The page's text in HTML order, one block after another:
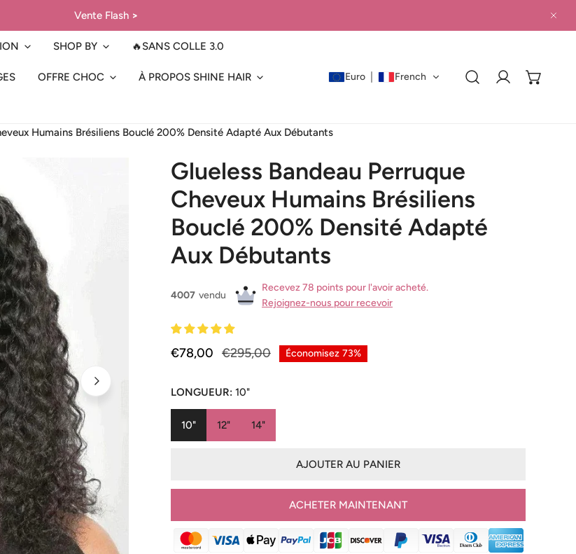
Vente Flash>
SHOP BY 🔥SANS COLLE 3.0
OFFRE CHOC À PROPOS SHINE HAIR Euro French
Connexion
Humains Brésiliens Bouclé 200% Densité Adapté Aux Débutants
Glueless Bandeau Perruque
Cheveux Humains Brésiliens
Bouclé 200% Densité Adapté
Aux Débutants
4007 vendu
Recevez 78 points pour l'avoir acheté.
Rejoignez-nous pour recevoir
Prix
vente
€78,00
Prix
€295,00 Économisez 73%
LONGUEUR: 10"
10" 12" 14"
AJOUTER AU PANIER
ACHETER MAINTENANT